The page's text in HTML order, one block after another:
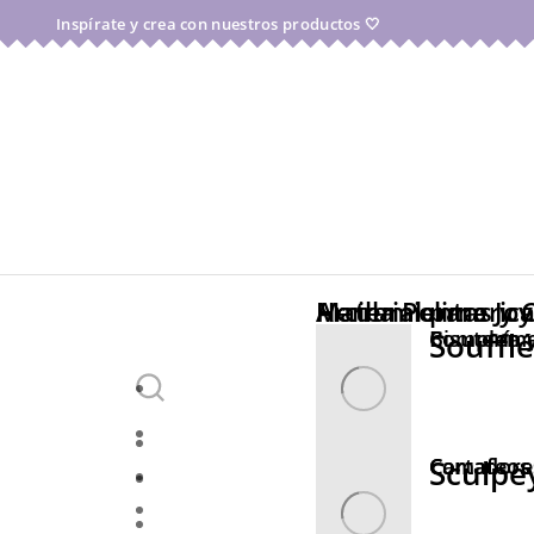
Inspírate y crea con nuestros productos 🤍
Arcilla Polimerica
Soufflé
Herramientas y
Material para
Bisutería
Camafeos